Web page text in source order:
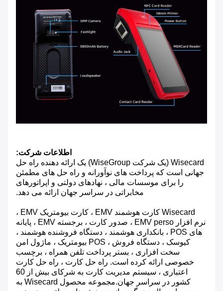
اطلاعات شرکت:
Wisecard (یک شرکت WiseGroup) یک ارائه دهنده راه حل
جهانی است که پرداخت های نوآورانه و راه حل های مطمئن
را برای موسسات مالی ، نهادهای دولتی و اپراتورهای
مخابراتی در سراسر جهان ارائه می دهد.
Wisecard کارت هوشمند EMV ، کارت بیومتریک EMV ،
نرم افزار EMV perso ، صدور کارت ، برجسته EMV ، پایانه
های POS ، بانکداری هوشمند ، دستگاه فروشنده هوشمند ،
کیوسک ، دستگاه فروش ، POS بیومتریک ، ماژول امن
سخت افزاری ، بستر پرداخت تلفن همراه ، برچسب
خصوصی ارائه کرده است. راه حل کارت ، راه حل کارت
اعتباری ، سیستم مدیریت کارت به شرکای بیش از 60
کشور در سراسر جهان.مجموعه محصول Wisecard به